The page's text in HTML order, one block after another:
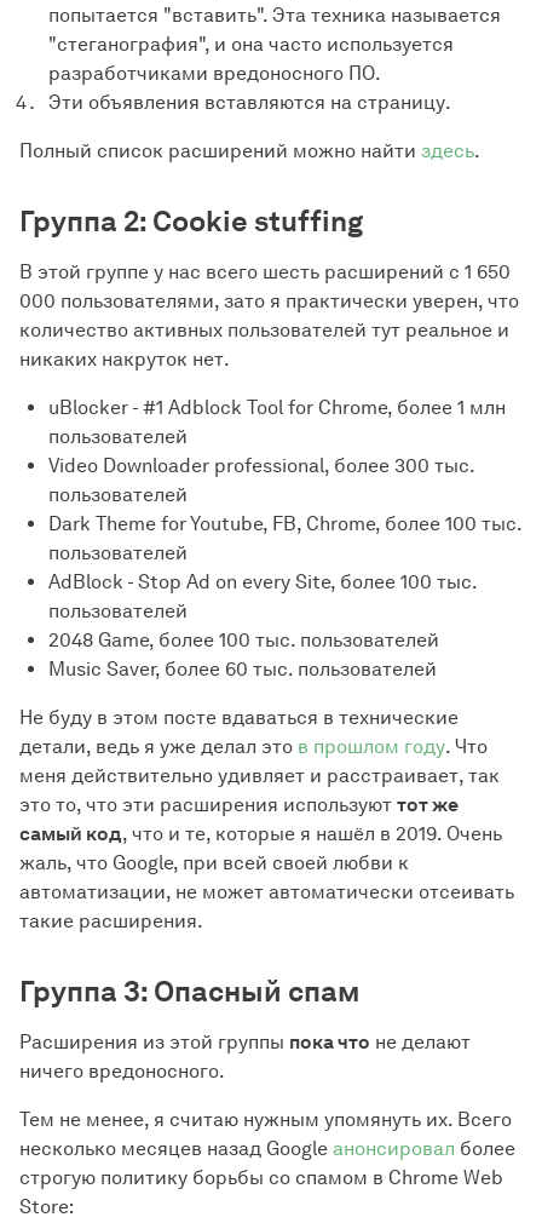
попытается "вставить". Эта техника называется
"стеганография", и она часто используется
разработчиками вредоносного ПО.
Эти объявления вставляются на страницу.
Полный список расширений можно найти здесь.
Группа 2: Cookie stuffing
В этой группе у нас всего шесть расширений с 1 650
000 пользователями, зато я практически уверен, что
количество активных пользователей тут реальное и
никаких накруток нет.
uBlocker - #1 Adblock Tool for Chrome, более 1 млн
пользователей
Video Downloader professional, более 300 тыс.
пользователей
Dark Theme for Youtube, FB, Chrome, более 100 тыс.
пользователей
AdBlock - Stop Ad on every Site, более 100 тыс.
пользователей
2048 Game, более 100 тыс. пользователей
Music Saver, более 60 тыс. пользователей
Не буду в этом посте вдаваться в технические
детали, ведь я уже делал это в прошлом году. Что
меня действительно удивляет и расстраивает, так
это то, что эти расширения используют тот же
самый код, что и те, которые я нашёл в 2019. Очень
жаль, что Google, при всей своей любви к
автоматизации, не может автоматически отсеивать
такие расширения.
Группа 3: Опасный спам
Расширения из этой группы пока что не делают
ничего вредоносного.
Тем не менее, я считаю нужным упомянуть их. Всего
несколько месяцев назад Google анонсировал более
строгую политику борьбы со спамом в Chrome Web
Store: